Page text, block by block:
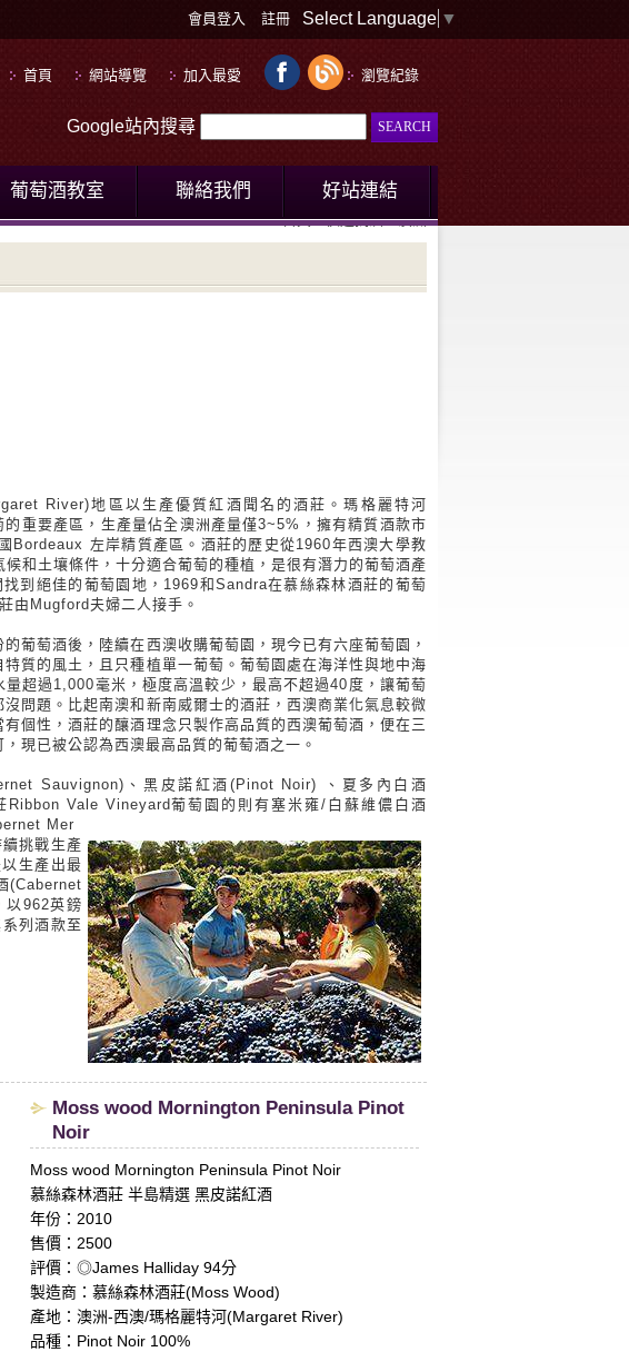
Select Language ▼
會員登入 註冊
首頁 網站導覽 加入最愛 瀏覽紀錄
Google站內搜尋
葡萄酒教室 聯絡我們 好站連結
首頁 快速找酒 澳洲
River)地區以生產優質紅酒聞名的酒莊。瑪格麗特河
重要產區，生產量佔全澳洲產量僅3~5%，擁有精質酒款市
Bordeaux 左岸精質產區。酒莊的歷史從1960年西澳大學教
和土壤條件，十分適合葡萄的種植，是很有潛力的葡萄酒產
到絕佳的葡萄園地，1969和Sandra在慕絲森林酒莊的葡萄
由Mugford夫婦二人接手。
的葡萄酒後，陸續在西澳收購葡萄園，現今已有六座葡萄園，
質的風土，且只種植單一葡萄。葡萄園處在海洋性與地中海
量超過1,000毫米，極度高溫較少，最高不超過40度，讓葡萄
沒問題。比起南澳和新南威爾士的酒莊，西澳商業化氣息較微
個性，酒莊的釀酒理念只製作高品質的西澳葡萄酒，便在三
現已被公認為西澳最高品質的葡萄酒之一。
Sauvignon)、黑皮諾紅酒(Pinot Noir) 、夏多內白酒
Vale Vineyard葡萄園的則有塞米雍/白蘇維儂白酒
Mer
挑戰生產
生產出最
(Cabernet
以962英鎊
列酒款至
Moss wood Mornington Peninsula Pinot
Noir
Moss wood Mornington Peninsula Pinot Noir
慕絲森林酒莊 半島精選 黑皮諾紅酒
年份：2010
售價：2500
評價：◎James Halliday 94分
製造商：慕絲森林酒莊(Moss Wood)
產地：澳洲-西澳/瑪格麗特河(Margaret River)
品種：Pinot Noir 100%